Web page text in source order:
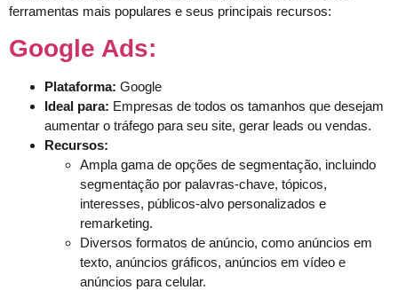
ferramentas mais populares e seus principais recursos:
Google Ads:
Plataforma: Google
Ideal para: Empresas de todos os tamanhos que desejam
aumentar o tráfego para seu site, gerar leads ou vendas.
Recursos:
Ampla gama de opções de segmentação, incluindo
segmentação por palavras-chave, tópicos,
interesses, públicos-alvo personalizados e
remarketing.
Diversos formatos de anúncio, como anúncios em
texto, anúncios gráficos, anúncios em vídeo e
anúncios para celular.